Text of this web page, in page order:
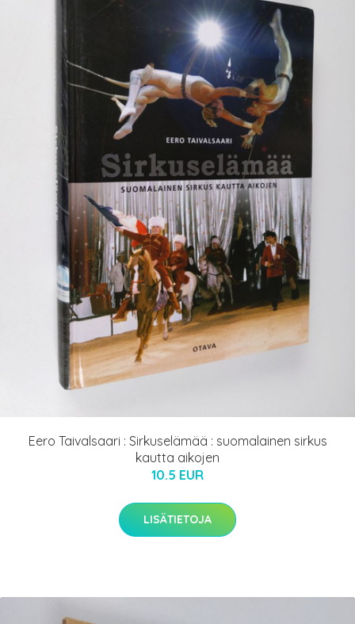
Eero Taivalsaari : Sirkuselämää : suomalainen sirkus
kautta aikojen
10.5 EUR
LISÄTIETOJA